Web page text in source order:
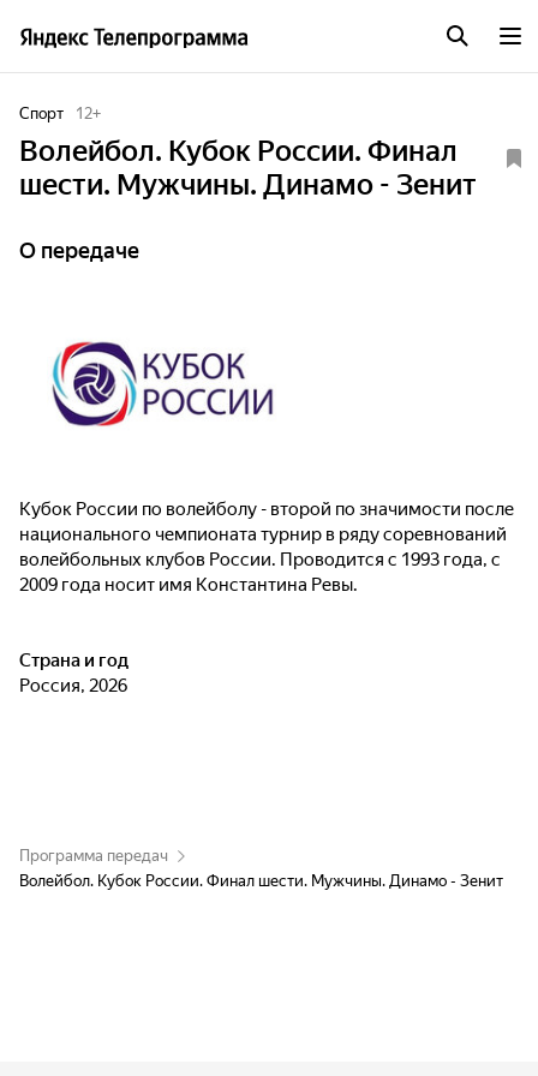
Спорт 12+
Волейбол. Кубок России. Финал
шести. Мужчины. Динамо - Зенит
О передаче
Кубок России по волейболу - второй по значимости после
национального чемпионата турнир в ряду соревнований
волейбольных клубов России. Проводится с 1993 года, с
2009 года носит имя Константина Ревы.
Страна и год
Россия, 2026
Программа передач
Волейбол. Кубок России. Финал шести. Мужчины. Динамо - Зенит